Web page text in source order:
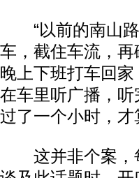
“以前的南山路
车，截住车流，
晚上下班打车回
在车里听广播，
过了一个小时，才
这并非个案，